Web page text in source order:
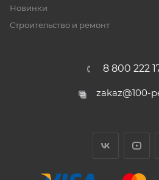
Новинки
Строительство и ремонт
8 800 222
zakaz@100-